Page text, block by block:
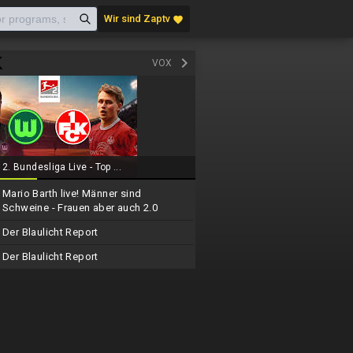
Wir sind Zaptv favorite
VOX keyboard_arrow_right
2. Bundesliga Live - Top ...
Mario Barth live! Männer sind
Schweine - Frauen aber auch 2.0
Der Blaulicht Report
Der Blaulicht Report